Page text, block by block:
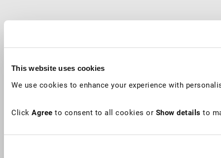
This website uses cookies
We use cookies to enhance your experience with
Click Agree to consent to all cookies or Show details to